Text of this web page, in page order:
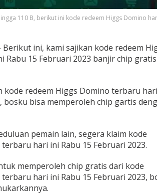
110 B, berikut ini kode redeem Higgs Domino
Berikut ini, kami sajikan kode redeem
Rabu 15 Februari 2023 banjir chip gratis
kode redeem Higgs Domino terbaru
bosku bisa memperoleh chip gartis
pemain lain, segera klaim kode
hari ini Rabu 15 Februari 2023.
memperoleh chip gratis dari kode
hari ini Rabu 15 Februari 2023,